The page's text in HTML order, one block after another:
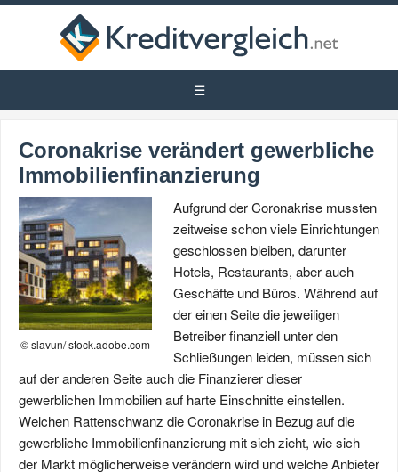
Coronakrise verändert gewerbliche
Immobilienfinanzierung
© slavun/ stock.adobe.com
Aufgrund der Coronakrise mussten
zeitweise schon viele Einrichtungen
geschlossen bleiben, darunter
Hotels, Restaurants, aber auch
Geschäfte und Büros. Während auf
der einen Seite die jeweiligen
Betreiber finanziell unter den
Schließungen leiden, müssen sich
auf der anderen Seite auch die Finanzierer dieser
gewerblichen Immobilien auf harte Einschnitte einstellen.
Welchen Rattenschwanz die Coronakrise in Bezug auf die
gewerbliche Immobilienfinanzierung mit sich zieht, wie sich
der Markt möglicherweise verändern wird und welche Anbieter